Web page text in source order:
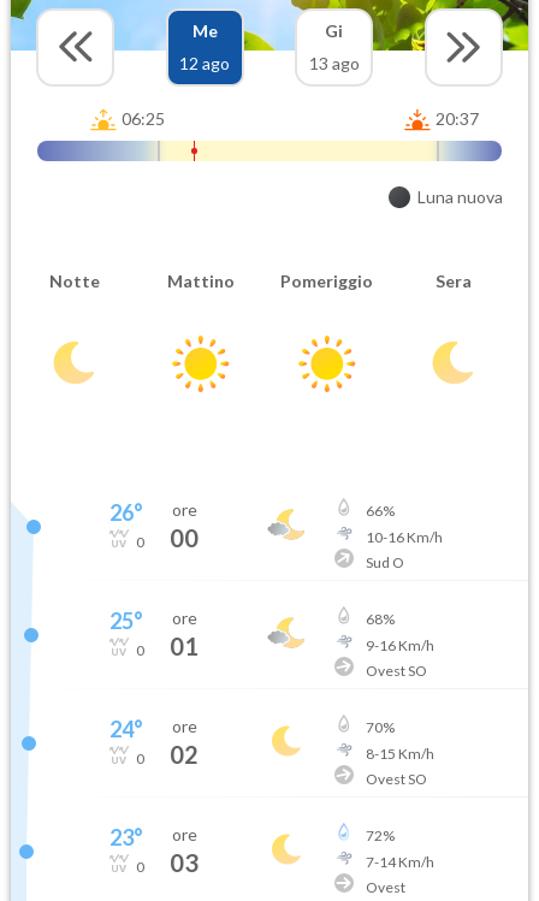
Me
12 ago
Gi
13 ago
06:25 20:37
Luna nuova
Notte Mattino Pomeriggio Sera
26°
0
ore
00
66%
10-16Km/h
Sud O
25°
0
ore
01
68%
9-16Km/h
Ovest SO
24°
0
ore
02
70%
8-15 Km/h
Ovest SO
23°
0
ore
03
72%
7-14Km/h
Ovest